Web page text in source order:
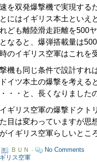
を双発爆撃機で実現する
にはイギリス本土といえ
ども離陸滑走距離を500
なると、爆弾搭載量は
のイギリス空軍はこれを
機も同じ条件で設計すれ
イツ本土の爆撃を考える
・・と、長くなりました
ギリス空軍の爆撃ドクト
目は変わっていますが思
イギリス空軍らしいとこ
ＢＵＮ ·
No Comments
リス空軍